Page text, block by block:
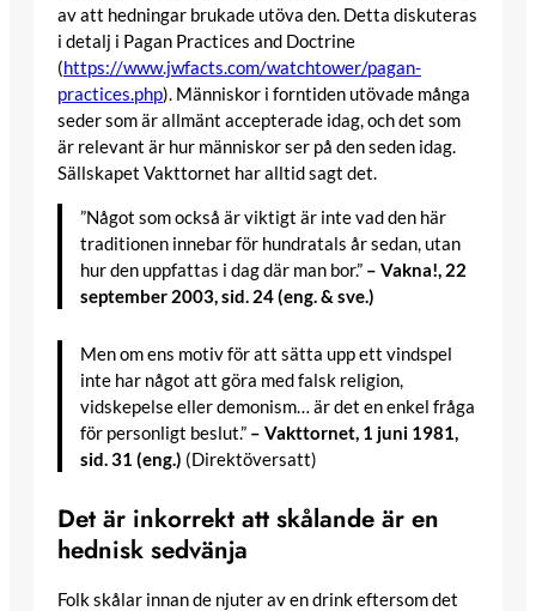
av att hedningar brukade utöva den. Detta diskuteras
i detalj i Pagan Practices and Doctrine
(https://www.jwfacts.com/watchtower/pagan-
practices.php). Människor i forntiden utövade många
seder som är allmänt accepterade idag, och det som
är relevant är hur människor ser på den seden idag.
Sällskapet Vakttornet har alltid sagt det.
”Något som också är viktigt är inte vad den här
traditionen innebar för hundratals år sedan, utan
hur den uppfattas i dag där man bor.” – Vakna!, 22
september 2003, sid. 24 (eng. & sve.)
Men om ens motiv för att sätta upp ett vindspel
inte har något att göra med falsk religion,
vidskepelse eller demonism… är det en enkel fråga
för personligt beslut.” – Vakttornet, 1 juni 1981,
sid. 31 (eng.) (Direktöversatt)
Det är inkorrekt att skålande är en
hednisk sedvänja
Folk skålar innan de njuter av en drink eftersom det